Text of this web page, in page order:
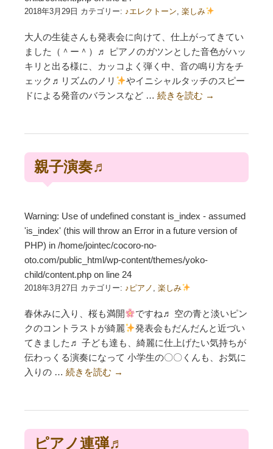
2018年3月29日 カテゴリー: ♪エレクトーン, 楽しみ
大人の生徒さんも発表会に向けて、仕上がってきてい
ました（＾ー＾）♬ ピアノのガツンとした音色がハッ
キリと出る様に、カッコよく弾く中、音の鳴り方をチ
ェック♬リズムのノリ
やイニシャルタッチのスピー
ドによる発音のバランスなど … 続きを読む →
親子演奏♬
Warning: Use of undefined constant is_index - assumed
'is_index' (this will throw an Error in a future version of
PHP) in /home/jointec/cocoro-no-
oto.com/public_html/wp-content/themes/yoko-
child/content.php on line 24
2018年3月27日 カテゴリー: ♪ピアノ , 楽しみ
春休みに入り、桜も満開
ですね♬ 空の青と淡いピン
クのコントラストが綺麗
発表会もだんだんと近づい
てきました♬ 子ども達も、綺麗に仕上げたい気持ちが
伝わっくる演奏になって 小学生の〇〇くんも、お気に
入りの … 続きを読む →
ピアノ連弾♬